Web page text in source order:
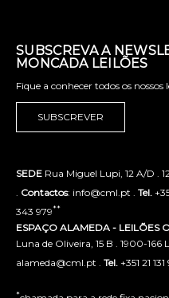
SUBSCREVA A
MONCADA LEILÕES
Fique a conhecer todos os nossos
SUBSCREVER
SEDE Rua Miguel Lupi, 12 A/D .
Contactos: info@cml.pt . Tel.
343 979**
ESPAÇO ALAMEDA - LEILÕES
Luna de Oliveira, 15 B . 1900-166
alameda@cml.pt . Tel. +351 21
*